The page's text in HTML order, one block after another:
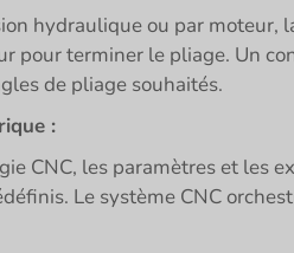
hydraulique ou par moteur,
pour terminer le pliage. Un
de pliage souhaités.
:
CNC, les paramètres et les
Le système CNC